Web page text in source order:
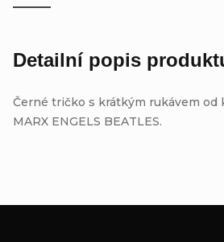
Detailní popis
Černé tričko s krátkým rukávem od
MARX ENGELS BEATLES.